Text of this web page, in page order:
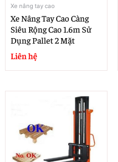
Xe nâng tay cao
Xe Nâng Tay Cao Càng
Siêu Rộng Cao 1.6m Sử
Dụng Pallet 2 Mặt
Liên hệ